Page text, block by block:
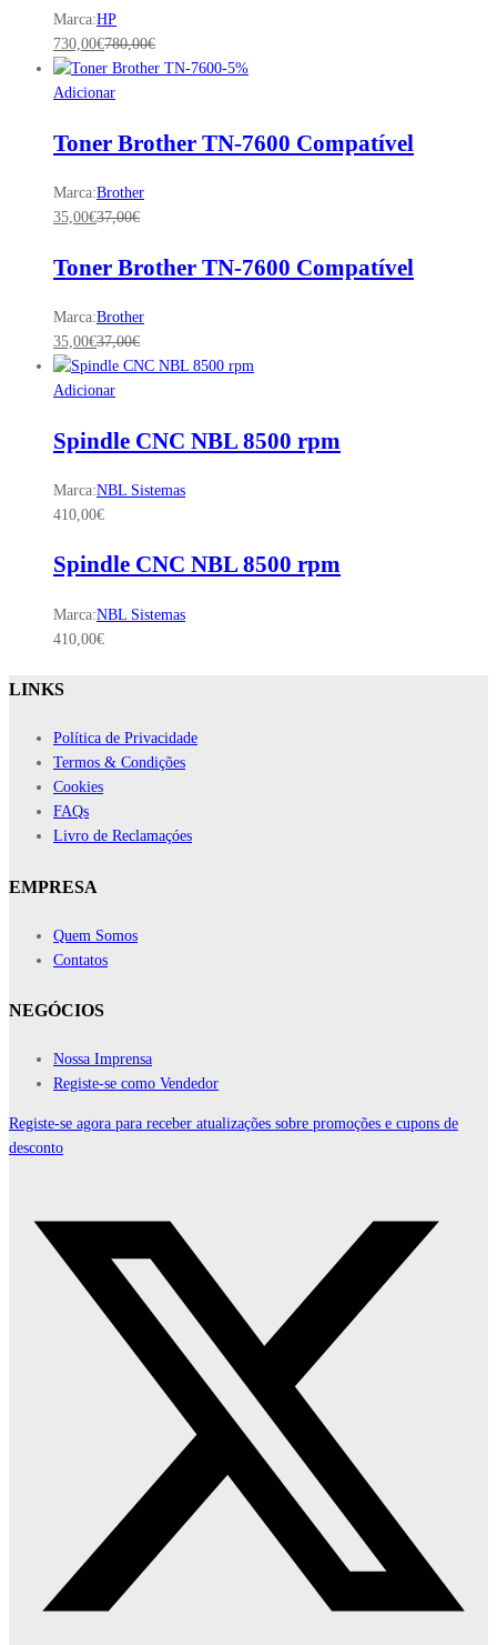
Marca:HP
730,00€780,00€
-5%
Adicionar
Toner Brother TN-7600 Compatível
Marca:Brother
35,00€37,00€
Toner Brother TN-7600 Compatível
Marca:Brother
35,00€37,00€
Adicionar
Spindle CNC NBL 8500 rpm
Marca:NBL Sistemas
410,00€
Spindle CNC NBL 8500 rpm
Marca:NBL Sistemas
410,00€
LINKS
Política de Privacidade
Termos & Condições
Cookies
FAQs
Livro de Reclamaçóes
EMPRESA
Quem Somos
Contatos
NEGÓCIOS
Nossa Imprensa
Registe-se como Vendedor
Registe-se agora para receber atualizações sobre promoções e cupons de
desconto